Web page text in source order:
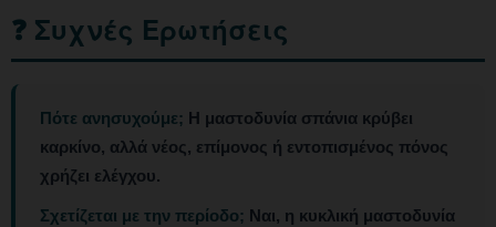
❓ Συχνές Ερωτήσεις
Πότε ανησυχούμε; Η μαστοδυνία σπάνια κρύβει
καρκίνο, αλλά νέος, επίμονος ή εντοπισμένος πόνος
χρήζει ελέγχου.
Σχετίζεται με την περίοδο; Ναι, η κυκλική μαστοδυνία